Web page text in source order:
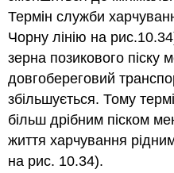
Термін служби
Чорну лінію на
зерна позикового піску
довгобереговий
збільшується. Тому
більш дрібним піском
життя харчування
на рис. 10.34).